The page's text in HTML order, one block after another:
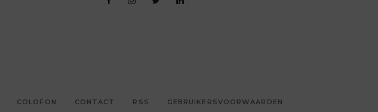
COLOFON CONTACT RSS GEBRUIKERSVOORWAARDEN